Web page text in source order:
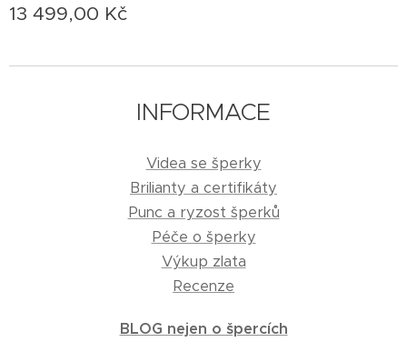
13 499,00 Kč
INFORMACE
Videa se šperky
Brilianty a certifikáty
Punc a ryzost šperků
Péče o šperky
Výkup zlata
Recenze
BLOG nejen o špercích